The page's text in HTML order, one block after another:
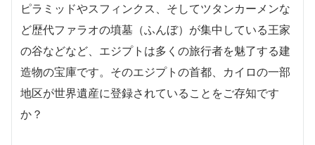
ピラミッドやスフィンクス、そしてツタンカーメンな
ど歴代ファラオの墳墓（ふんぼ）が集中している王家
の谷などなど、エジプトは多くの旅行者を魅了する建
造物の宝庫です。そのエジプトの首都、カイロの一部
地区が世界遺産に登録されていることをご存知です
か？